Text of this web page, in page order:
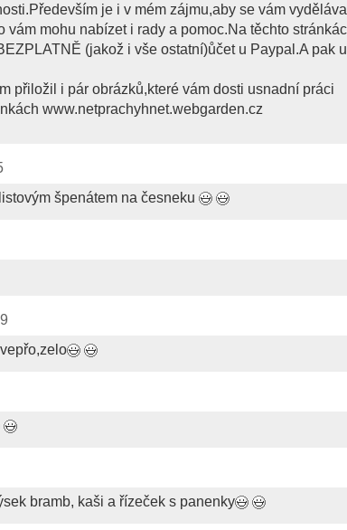
je i v mém zájmu,aby se vám
vám mohu nabízet i rady a pomoc.Na těchto
(jakož i vše ostatní)ůčet u Paypal.A pak
přiložil i pár obrázků,které vám dosti usnadní práci
www.netprachyhnet.webgarden.cz
špenátem na česneku
bramb, kaši a řízeček s panenky